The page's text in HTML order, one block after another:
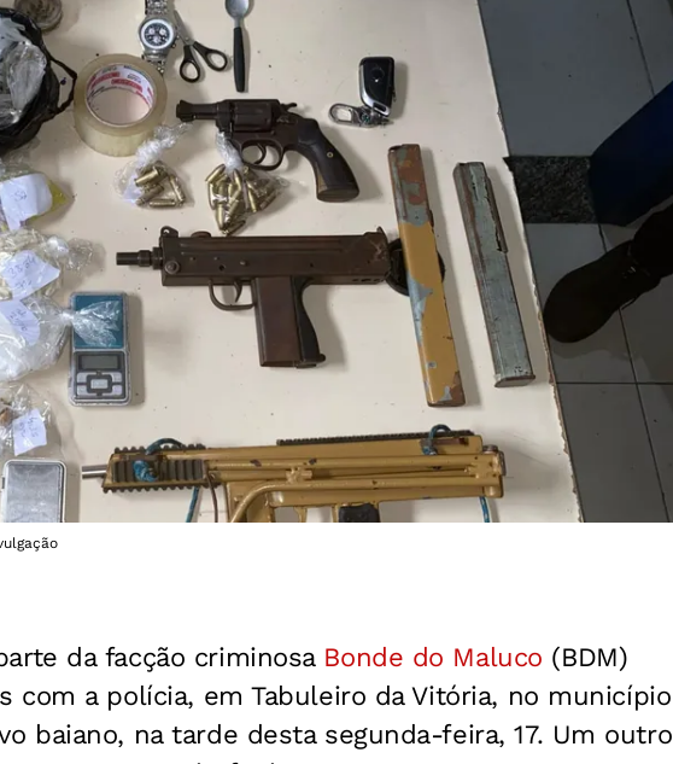
da facção criminosa Bonde do Maluco (BDM)
com a polícia, em Tabuleiro da Vitória, no município
baiano, na tarde desta segunda-feira, 17. Um outro